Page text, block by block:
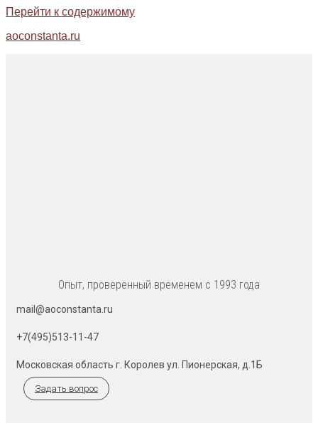
Перейти к содержимому
aoconstanta.ru
Опыт, проверенный временем с 1993 года
mail@aoconstanta.ru
+7(495)513-11-47
Московская область г. Королев ул. Пионерская, д.1Б
Задать вопрос